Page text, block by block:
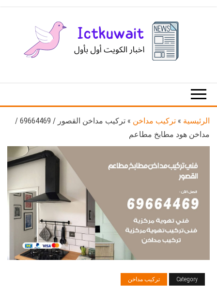
الكويت
الرئيسية » تركيب مداخن »
تركيب مداخن القصور / 69664469 /
مداخن هود مطابخ مطاعم
Category تركيب مداخن